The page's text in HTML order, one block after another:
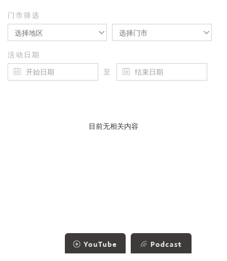
门市筛选
选择地区 选择门市
活动日期
至
目前无相关内容